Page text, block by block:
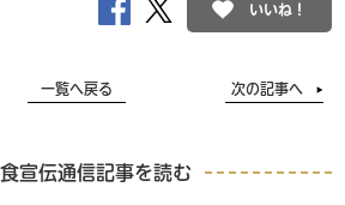
いいね！
一覧へ戻る 次の記事へ
宣伝通信記事を読む